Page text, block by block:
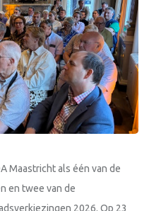
Maastricht als één van de
en twee van de
2026. Op 23